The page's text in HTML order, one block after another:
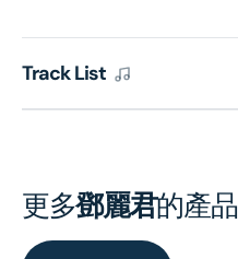
Track List
更多鄧麗君的產品